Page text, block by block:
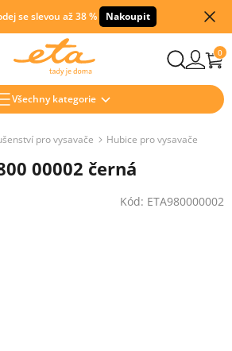
se slevou až 38 % Nakoupit
0
Všechny kategorie
pro vysavače Hubice pro vysavače
00002 černá
Kód: ETA980000002